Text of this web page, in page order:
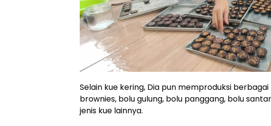
Selain kue kering, Dia pun memproduksi
brownies, bolu gulung, bolu panggang, bolu
jenis kue lainnya.